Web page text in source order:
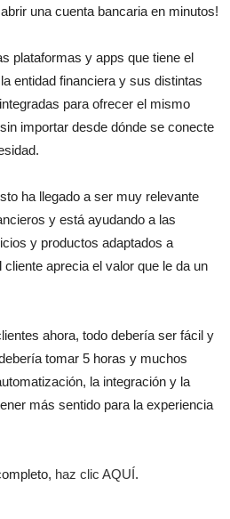
una cuenta bancaria en minutos!
plataformas y apps que tiene el
entidad financiera y sus distintas
para ofrecer el mismo
importar desde dónde se conecte
ha llegado a ser muy relevante
y está ayudando a las
y productos adaptados a
aprecia el valor que le da un
ahora, todo debería ser fácil y
tomar 5 horas y muchos
la integración y la
más sentido para la experiencia
haz clic AQUÍ.